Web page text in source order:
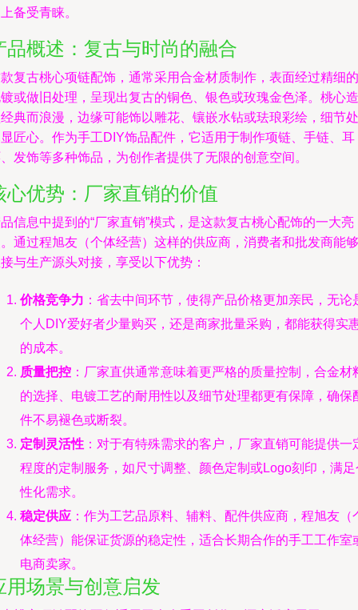
备受青睐。
品概述：复古与时尚的融合
复古桃心项链配饰，通常采用合金材质制作，表面经过精细的
或做旧处理，呈现出复古的铜色、银色或玫瑰金色泽。桃心造
典而浪漫，边缘可能饰以雕花、镶嵌水钻或珐琅彩绘，细节处
匠心。作为手工DIY饰品配件，它适用于制作项链、手链、耳
发饰等多种饰品，为创作者提供了无限的创意空间。
心优势：厂家直销的价值
信息中提到的“厂家直销”模式，是这款复古桃心配饰的一大亮
通过程旭友（个体经营）这样的供应商，消费者和批发商能够
与生产源头对接，享受以下优势：
价格竞争力 ：省去中间环节，使得产品价格更加亲民，无论
个人DIY爱好者少量购买，还是商家批量采购，都能获得实
的成本。
质量把控 ：厂家直供通常意味着更严格的质量控制，合金材
的选择、电镀工艺的耐用性以及细节处理都更有保障，确保
件不易褪色或断裂。
定制灵活性 ：对于有特殊需求的客户，厂家直销可能提供一
程度的定制服务，如尺寸调整、颜色定制或Logo刻印，满足
性化需求。
稳定供应 ：作为工艺品原料、辅料、配件供应商，程旭友（
体经营）能保证货源的稳定性，适合长期合作的手工工作室
电商卖家。
用场景与创意启发